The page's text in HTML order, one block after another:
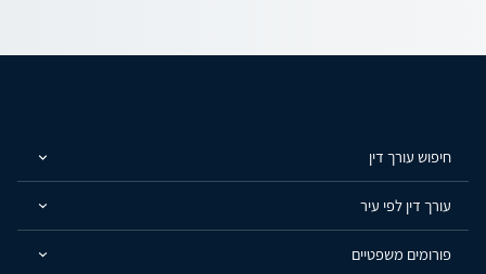
חיפוש עורך דין
עורך דין לפי עיר
פורומים משפטיים